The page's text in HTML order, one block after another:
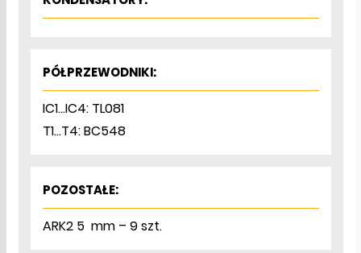
PÓŁPRZEWODNIKI:
IC1...IC4: TL081
T1...T4: BC548
POZOSTAŁE:
ARK2 5 mm – 9 szt.